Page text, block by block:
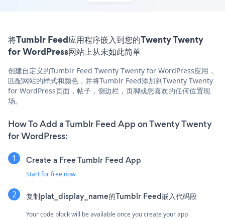
将Tumblr Feed应用程序嵌入到您的Twenty Twenty
for WordPress网站上从未如此简单
创建自定义的Tumblr Feed Twenty Twenty for WordPress应用，
匹配网站的样式和颜色，并将Tumblr Feed添加到Twenty Twenty
for WordPress页面，帖子，侧边栏，页脚或您喜欢的任何位置现
场。
How To Add a Tumblr Feed App on Twenty Twenty
for WordPress:
Create a Free Tumblr Feed App
Start for free now
复制plat_display_name的Tumblr Feed嵌入代码段
Your code block will be available once you create your app